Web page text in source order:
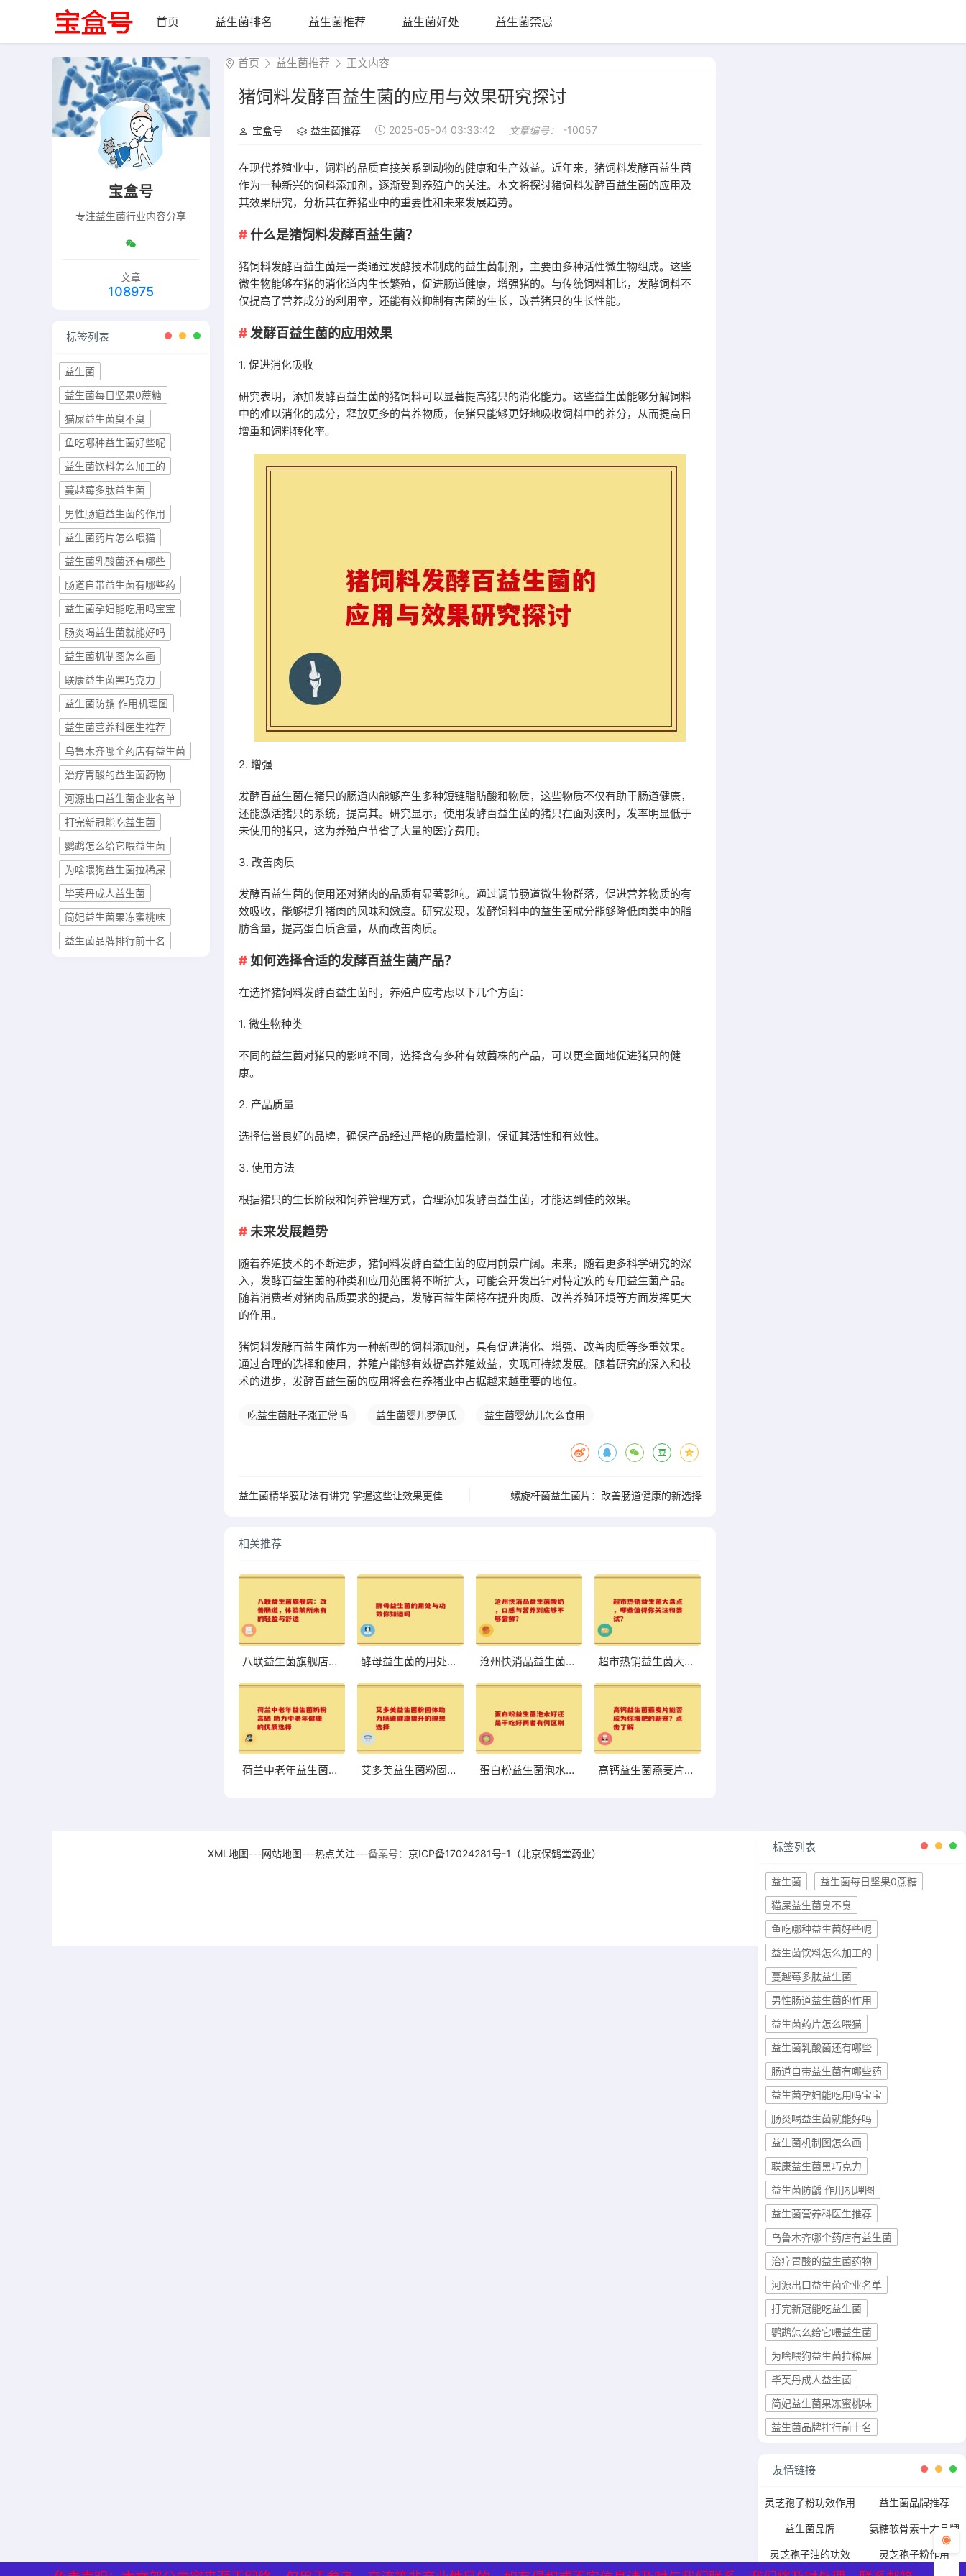
首页 益生菌排名 益生菌推荐 益生菌好处 益生菌禁忌
宝盒号
专注益生菌行业内容分享
文章
108975
标签列表
益生菌
益生菌每日坚果0蔗糖
猫屎益生菌臭不臭
鱼吃哪种益生菌好些呢
益生菌饮料怎么加工的
蔓越莓多肽益生菌
男性肠道益生菌的作用
益生菌药片怎么喂猫
益生菌乳酸菌还有哪些
肠道自带益生菌有哪些药
益生菌孕妇能吃用吗宝宝
肠炎喝益生菌就能好吗
益生菌机制图怎么画
联康益生菌黑巧克力
益生菌防龋 作用机理图
益生菌营养科医生推荐
乌鲁木齐哪个药店有益生菌
治疗胃酸的益生菌药物
河源出口益生菌企业名单
打完新冠能吃益生菌
鹦鹉怎么给它喂益生菌
为啥喂狗益生菌拉稀屎
毕芙丹成人益生菌
简妃益生菌果冻蜜桃味
益生菌品牌排行前十名
首页 益生菌推荐 正文内容
猪饲料发酵百益生菌的应用与效果研究探讨
宝盒号 益生菌推荐 2025-05-04 03:33:42 文章编号： -10057
在现代养殖业中，饲料的品质直接关系到动物的健康和生产效益。近年来，猪饲料发酵百益生菌
作为一种新兴的饲料添加剂，逐渐受到养殖户的关注。本文将探讨猪饲料发酵百益生菌的应用及
其效果研究，分析其在养猪业中的重要性和未来发展趋势。
什么是猪饲料发酵百益生菌？
猪饲料发酵百益生菌是一类通过发酵技术制成的益生菌制剂，主要由多种活性微生物组成。这些
微生物能够在猪的消化道内生长繁殖，促进肠道健康，增强猪的。与传统饲料相比，发酵饲料不
仅提高了营养成分的利用率，还能有效抑制有害菌的生长，改善猪只的生长性能。
发酵百益生菌的应用效果
1. 促进消化吸收
研究表明，添加发酵百益生菌的猪饲料可以显著提高猪只的消化能力。这些益生菌能够分解饲料
中的难以消化的成分，释放更多的营养物质，使猪只能够更好地吸收饲料中的养分，从而提高日
增重和饲料转化率。
2. 增强
发酵百益生菌在猪只的肠道内能够产生多种短链脂肪酸和物质，这些物质不仅有助于肠道健康，
还能激活猪只的系统，提高其。研究显示，使用发酵百益生菌的猪只在面对疾时，发率明显低于
未使用的猪只，这为养殖户节省了大量的医疗费用。
3. 改善肉质
发酵百益生菌的使用还对猪肉的品质有显著影响。通过调节肠道微生物群落，促进营养物质的有
效吸收，能够提升猪肉的风味和嫩度。研究发现，发酵饲料中的益生菌成分能够降低肉类中的脂
肪含量，提高蛋白质含量，从而改善肉质。
如何选择合适的发酵百益生菌产品？
在选择猪饲料发酵百益生菌时，养殖户应考虑以下几个方面：
1. 微生物种类
不同的益生菌对猪只的影响不同，选择含有多种有效菌株的产品，可以更全面地促进猪只的健
康。
2. 产品质量
选择信誉良好的品牌，确保产品经过严格的质量检测，保证其活性和有效性。
3. 使用方法
根据猪只的生长阶段和饲养管理方式，合理添加发酵百益生菌，才能达到佳的效果。
未来发展趋势
随着养殖技术的不断进步，猪饲料发酵百益生菌的应用前景广阔。未来，随着更多科学研究的深
入，发酵百益生菌的种类和应用范围将不断扩大，可能会开发出针对特定疾的专用益生菌产品。
随着消费者对猪肉品质要求的提高，发酵百益生菌将在提升肉质、改善养殖环境等方面发挥更大
的作用。
猪饲料发酵百益生菌作为一种新型的饲料添加剂，具有促进消化、增强、改善肉质等多重效果。
通过合理的选择和使用，养殖户能够有效提高养殖效益，实现可持续发展。随着研究的深入和技
术的进步，发酵百益生菌的应用将会在养猪业中占据越来越重要的地位。
吃益生菌肚子涨正常吗 益生菌婴儿罗伊氏 益生菌婴幼儿怎么食用
益生菌精华膜贴法有讲究 掌握这些让效果更佳 螺旋杆菌益生菌片：改善肠道健康的新选择
相关推荐
八联益生菌旗舰店：改善肠道，体验前所未有的轻盈与舒适 酵母益生菌的用处与功效你知道吗 沧州快消品益生菌酸奶，口感与营养到底够不够尝鲜？ 超市热销益生菌大盘点，哪些值得你关注和尝试？
荷兰中老年益生菌奶粉高硒 助力中老年健康的优质选择 艾多美益生菌粉固体助力肠道健康提升的理想选择 蛋白粉益生菌泡水好还是干吃好两者有何区别 高钙益生菌燕麦片能否成为你增肥的新宠？点击了解
标签列表
益生菌
益生菌每日坚果0蔗糖
猫屎益生菌臭不臭
鱼吃哪种益生菌好些呢
益生菌饮料怎么加工的
蔓越莓多肽益生菌
男性肠道益生菌的作用
益生菌药片怎么喂猫
益生菌乳酸菌还有哪些
肠道自带益生菌有哪些药
益生菌孕妇能吃用吗宝宝
肠炎喝益生菌就能好吗
益生菌机制图怎么画
联康益生菌黑巧克力
益生菌防龋 作用机理图
益生菌营养科医生推荐
乌鲁木齐哪个药店有益生菌
治疗胃酸的益生菌药物
河源出口益生菌企业名单
打完新冠能吃益生菌
鹦鹉怎么给它喂益生菌
为啥喂狗益生菌拉稀屎
毕芙丹成人益生菌
简妃益生菌果冻蜜桃味
益生菌品牌排行前十名
友情链接
灵芝孢子粉功效作用 益生菌品牌推荐
益生菌品牌 氨糖软骨素十大品牌
灵芝孢子油的功效 灵芝孢子粉作用
XML地图---网站地图---热点关注---备案号： 京ICP备17024281号-1（北京保鹤堂药业）